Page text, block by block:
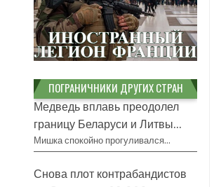
ПОГРАНИЧНИКИ ДРУГИХ СТРАН
Медведь вплавь преодолел
границу Беларуси и Литвы...
Мишка спокойно прогуливался…
Снова плот контрабандистов